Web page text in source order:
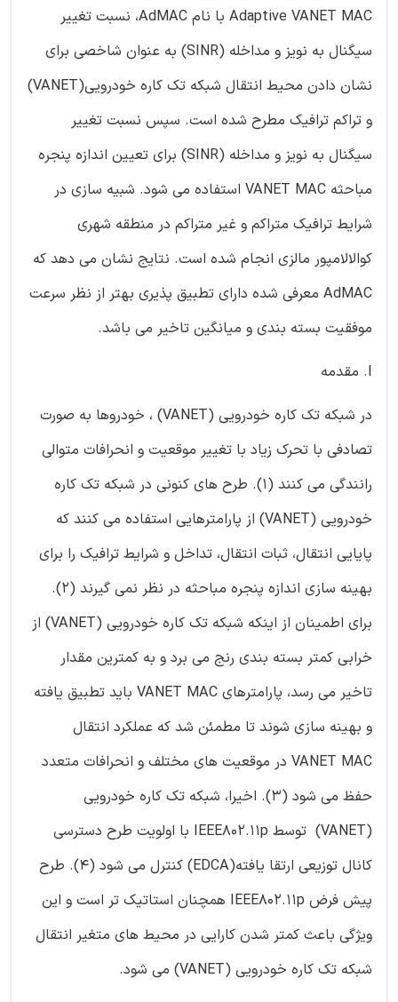
Adaptive VANET MAC با نام AdMAC، نسبت تغییر
سیگنال به نویز و مداخله (SINR) به عنوان شاخصی برای
نشان دادن محیط انتقال شبکه تک کاره خودرویی(VANET)
و تراکم ترافیک مطرح شده است. سپس نسبت تغییر
سیگنال به نویز و مداخله (SINR) برای تعیین اندازه پنجره
مباحثه VANET MAC استفاده می شود. شبیه سازی در
شرایط ترافیک متراکم و غیر متراکم در منطقه شهری
کوالالامپور مالزی انجام شده است. نتایج نشان می دهد که
AdMAC معرفی شده دارای تطبیق پذیری بهتر از نظر سرعت
موفقیت بسته بندی و میانگین تاخیر می باشد.
I. مقدمه
در شبکه تک کاره خودرویی (VANET) ، خودروها به صورت
تصادفی با تحرک زیاد با تغییر موقعیت و انحرافات متوالی
رانندگی می کنند (1). طرح های کنونی در شبکه تک کاره
خودرویی (VANET) از پارامترهایی استفاده می کنند که
پایایی انتقال، ثبات انتقال، تداخل و شرایط ترافیک را برای
بهینه سازی اندازه پنجره مباحثه در نظر نمی گیرند (2).
برای اطمینان از اینکه شبکه تک کاره خودرویی (VANET) از
خرابی کمتر بسته بندی رنج می برد و به کمترین مقدار
تاخیر می رسد، پارامترهای VANET MAC باید تطبیق یافته
و بهینه سازی شوند تا مطمئن شد که عملکرد انتقال
VANET MAC در موقعیت های مختلف و انحرافات متعدد
حفظ می شود (3). اخیرا، شبکه تک کاره خودرویی
(VANET) توسط IEEE802.11p با اولویت طرح دسترسی
کانال توزیعی ارتقا یافته(EDCA) کنترل می شود (4). طرح
پیش فرض IEEE802.11p همچنان استاتیک تر است و این
ویژگی باعث کمتر شدن کارایی در محیط های متغیر انتقال
شبکه تک کاره خودرویی (VANET) می شود.